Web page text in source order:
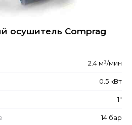
осушитель Comprag
2.4 м³/мин
0.5 кВт
1"
14 бар